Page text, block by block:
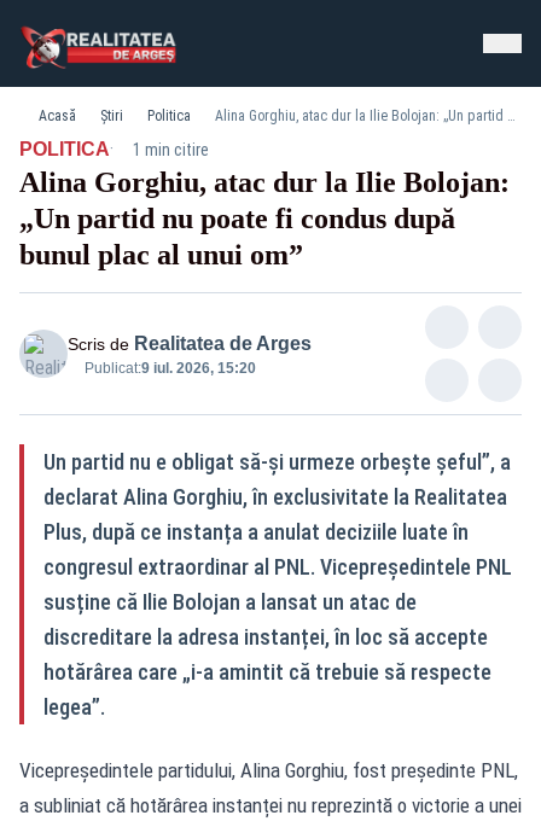
Acasă Știri Politica Alina Gorghiu, atac dur la Ilie Bolojan: „Un partid nu poate fi condus după bunul plac al unui om”
POLITICA· 1 min citire
Alina Gorghiu, atac dur la Ilie Bolojan:
„Un partid nu poate fi condus după
bunul plac al unui om”
Scris de Realitatea de Arges
Publicat:9 iul. 2026, 15:20
Un partid nu e obligat să‑și urmeze orbește șeful”, a
declarat Alina Gorghiu, în exclusivitate la Realitatea
Plus, după ce instanța a anulat deciziile luate în
congresul extraordinar al PNL. Vicepreședintele PNL
susține că Ilie Bolojan a lansat un atac de
discreditare la adresa instanței, în loc să accepte
hotărârea care „i‑a amintit că trebuie să respecte
legea”.
Vicepreședintele partidului, Alina Gorghiu, fost președinte PNL,
a subliniat că hotărârea instanței nu reprezintă o victorie a unei